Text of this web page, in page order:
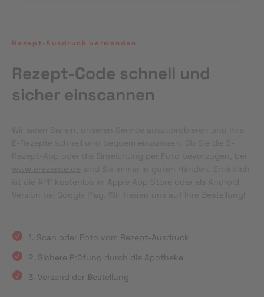
Rezept-Ausdruck verwenden
Rezept-Code schnell und
sicher einscannen
1. Scan oder Foto vom Rezept-Ausdruck
2. Sichere Prüfung durch die Apotheke
3. Versand der Bestellung